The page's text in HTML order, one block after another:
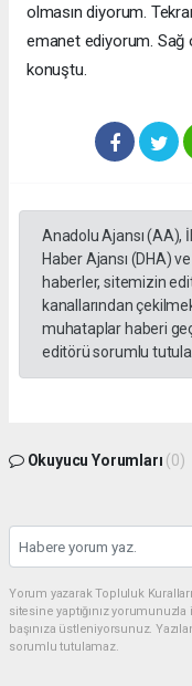
olmasın diyorum.
emanet ediyorum. Sağ
konuştu.
Anadolu Ajansı (AA),
Haber Ajansı (DHA)
haberler, sitemizin
kanallarından
muhataplar haberi
editörü sorumlu
Okuyucu Yorumları (0)
Yorum yazarak Topluluk
sitesine yaptığınız
başınıza üstleniyorsunuz.
sorumlu tutulamaz.